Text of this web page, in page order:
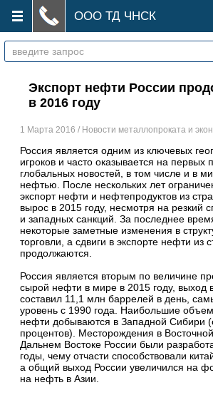
ООО ТД ЧНСК
Экспорт нефти России
в 2016 году
1 Марта 2016 / Новости металлопроката и
Россия является одним из ключевых
игроков и часто оказывается на первых
глобальных новостей, в том числе и в
нефтью. После нескольких лет
экспорт нефти и нефтепродуктов из
вырос в 2015 году, несмотря на резкий
и западных санкций. За последнее
некоторые заметные изменения в
торговли, а сдвиги в экспорте нефти из
продолжаются.
Россия является вторым по величине
сырой нефти в мире в 2015 году, выход
составил 11,1 млн баррелей в день,
уровень с 1990 года. Наибольшие
нефти добываются в Западной Сибири
процентов). Месторождения в
Дальнем Востоке России были
годы, чему отчасти способствовали
а общий выход России увеличился на
на нефть в Азии.